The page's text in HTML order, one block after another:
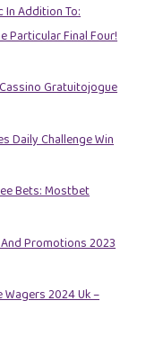
In Addition To:
Particular Final Four!
Gratuitojogue
Daily Challenge Win
Bets: Mostbet
Promotions 2023
2024 Uk –